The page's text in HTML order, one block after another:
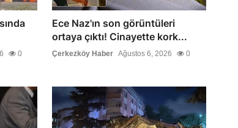
0
Ece Naz'ın son görüntüleri
ortaya çıktı! Cinayette kork...
Çerkezköy Haber Ağustos 6, 2026 0